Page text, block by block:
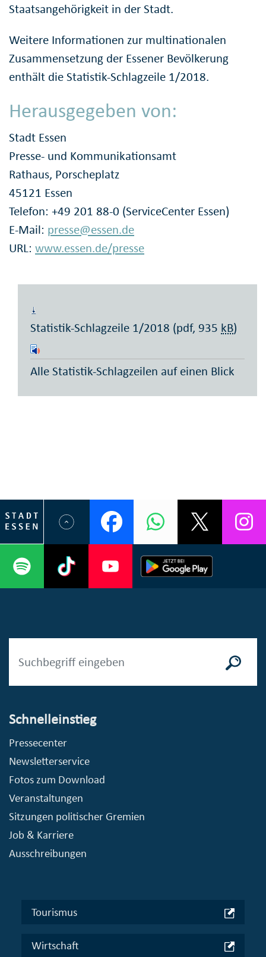
Staatsangehörigkeit in der Stadt.
Weitere Informationen zur multinationalen
Zusammensetzung der Essener Bevölkerung
enthält die Statistik-Schlagzeile 1/2018.
Herausgegeben von:
Stadt Essen
Presse- und Kommunikationsamt
Rathaus, Porscheplatz
45121 Essen
Telefon: +49 201 88-0 (ServiceCenter Essen)
E-Mail: presse@essen.de
URL: www.essen.de/presse
Statistik-Schlagzeile 1/2018 (pdf, 935 kB)
Alle Statistik-Schlagzeilen auf einen Blick
Schnelleinstieg
Pressecenter
Newsletterservice
Fotos zum Download
Veranstaltungen
Sitzungen politischer Gremien
Job & Karriere
Ausschreibungen
Tourismus
Wirtschaft